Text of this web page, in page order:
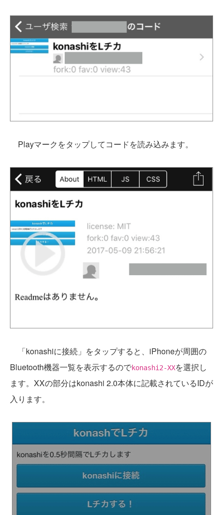
Playマークをタップしてコードを読み込みます。
「konashiに接続」をタップすると、iPhoneが周囲の
Bluetooth機器一覧を表示するのでkonashi2-XXを選択し
ます。XXの部分はkonashi 2.0本体に記載されているIDが
入ります。